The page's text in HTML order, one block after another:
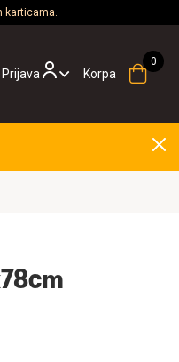
karticama.
Prijava Korpa